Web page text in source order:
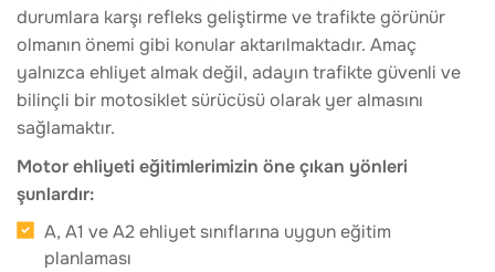
durumlara karşı refleks geliştirme ve trafikte görünür
olmanın önemi gibi konular aktarılmaktadır. Amaç
yalnızca ehliyet almak değil, adayın trafikte güvenli ve
bilinçli bir motosiklet sürücüsü olarak yer almasını
sağlamaktır.
Motor ehliyeti eğitimlerimizin öne çıkan yönleri
şunlardır:
A, A1 ve A2 ehliyet sınıflarına uygun eğitim
planlaması